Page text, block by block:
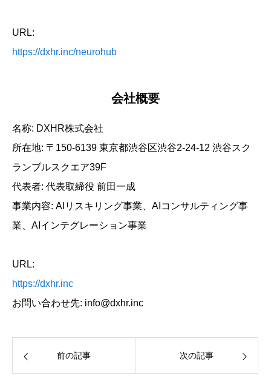
URL:
https://dxhr.inc/neurohub
会社概要
名称: DXHR株式会社
所在地: 〒150-6139 東京都渋谷区渋谷2-24-12 渋谷スク
ランブルスクエア39F
代表者: 代表取締役 前田一成
事業内容: AIリスキリング事業、AIコンサルティング事
業、AIインテグレーション事業
URL:
https://dxhr.inc
お問い合わせ先: info@dxhr.inc
前の記事 次の記事